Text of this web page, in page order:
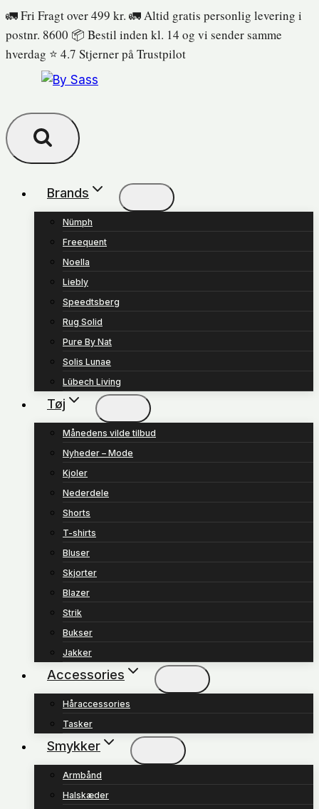
Fortsæt
til
indhold
🚛 Fri Fragt over 499 kr. 🚛 Altid gratis personlig levering i
postnr. 8600 📦 Bestil inden kl. 14 og vi sender samme
hverdag ⭐️ 4.7 Stjerner på Trustpilot
Brands
Nümph
Freequent
Noella
Liebly
Speedtsberg
Rug Solid
Pure By Nat
Solis Lunae
Lübech Living
Tøj
Månedens vilde tilbud
Nyheder – Mode
Kjoler
Nederdele
Shorts
T-shirts
Bluser
Skjorter
Blazer
Strik
Bukser
Jakker
Accessories
Håraccessories
Tasker
Smykker
Armbånd
Halskæder